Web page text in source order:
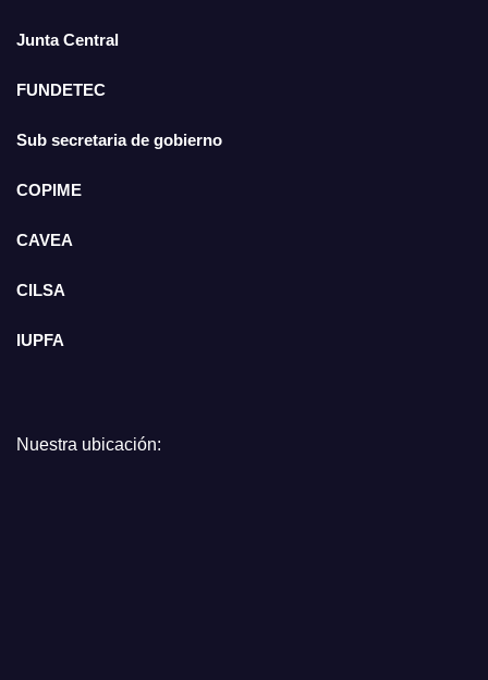
Junta Central
FUNDETEC
Sub secretaria de gobierno
COPIME
CAVEA
CILSA
IUPFA
Nuestra ubicación: